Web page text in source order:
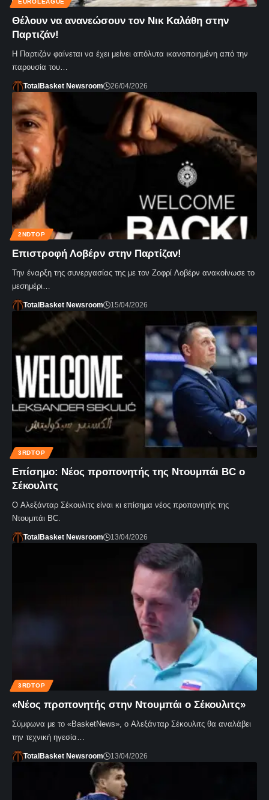
EUROLEAGUE
Θέλουν να ανανεώσουν τον Νικ Καλάθη στην
Παρτιζάν!
Η Παρτιζάν φαίνεται να έχει μείνει απόλυτα ικανοποιημένη από την
παρουσία του…
TotalBasket Newsroom 26/04/2026
2NDTOP
Επιστροφή Λοβέρν στην Παρτίζαν!
Την έναρξη της συνεργασίας της με τον Ζοφρί Λοβέρν ανακοίνωσε το
μεσημέρι…
TotalBasket Newsroom 15/04/2026
3RDTOP
Επίσημο: Νέος προπονητής της Ντουμπάι BC ο
Σέκουλιτς
Ο Αλεξάνταρ Σέκουλιτς είναι κι επίσημα νέος προπονητής της
Ντουμπάι BC.
TotalBasket Newsroom 13/04/2026
3RDTOP
«Νέος προπονητής στην Ντουμπάι ο Σέκουλιτς»
Σύμφωνα με το «BasketNews», ο Αλεξάνταρ Σέκουλιτς θα αναλάβει
την τεχνική ηγεσία…
TotalBasket Newsroom 13/04/2026